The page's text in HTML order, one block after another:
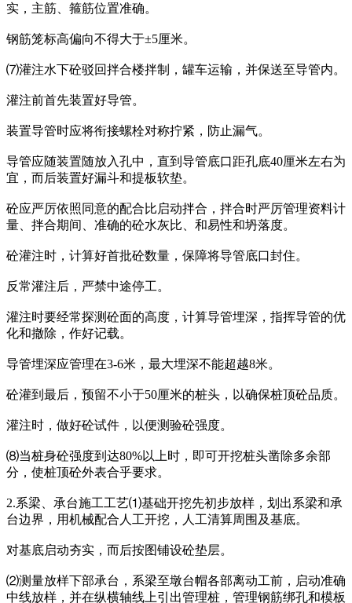
实，主筋、箍筋位置准确。
钢筋笼标高偏向不得大于±5厘米。
⑺灌注水下砼驳回拌合楼拌制，罐车运输，并保送至导管内。
灌注前首先装置好导管。
装置导管时应将衔接螺栓对称拧紧，防止漏气。
导管应随装置随放入孔中，直到导管底口距孔底40厘米左右为
宜，而后装置好漏斗和提板软垫。
砼应严厉依照同意的配合比启动拌合，拌合时严厉管理资料计
量、拌合期间、准确的砼水灰比、和易性和坍落度。
砼灌注时，计算好首批砼数量，保障将导管底口封住。
反常灌注后，严禁中途停工。
灌注时要经常探测砼面的高度，计算导管埋深，指挥导管的优
化和撤除，作好记载。
导管埋深应管理在3-6米，最大埋深不能超越8米。
砼灌到最后，预留不小于50厘米的桩头，以确保桩顶砼品质。
灌注时，做好砼试件，以便测验砼强度。
⑻当桩身砼强度到达80%以上时，即可开挖桩头凿除多余部
分，使桩顶砼外表合乎要求。
2.系梁、承台施工工艺⑴基础开挖先初步放样，划出系梁和承
台边界，用机械配合人工开挖，人工清算周围及基底。
对基底启动夯实，而后按图铺设砼垫层。
⑵测量放样下部承台，系梁至墩台帽各部离动工前，启动准确
中线放样，并在纵横轴线上引出管理桩，管理钢筋绑孔和模板